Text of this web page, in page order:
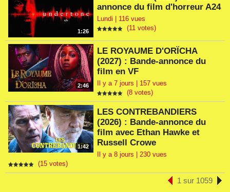
1:26
annonce du film d'horreur A24
Lundi | 116 vues
(11 votes)
2:46
LE ROYAUME D'ORÏCHA
(2027) : Bande-annonce du
film en VF
Il y a 7 jours | 157 vues
(8 votes)
1:42
LES CONTREBANDIERS
(2026) : Bande-annonce du
film avec Ethan Hawke et
Russell Crowe
Il y a 8 jours | 230 vues
(15 votes)
1 sur 1059